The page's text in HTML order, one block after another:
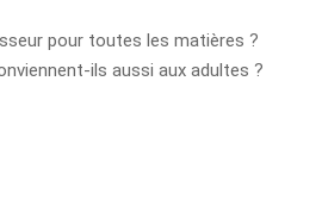
pour toutes les matières ?
ils aussi aux adultes ?